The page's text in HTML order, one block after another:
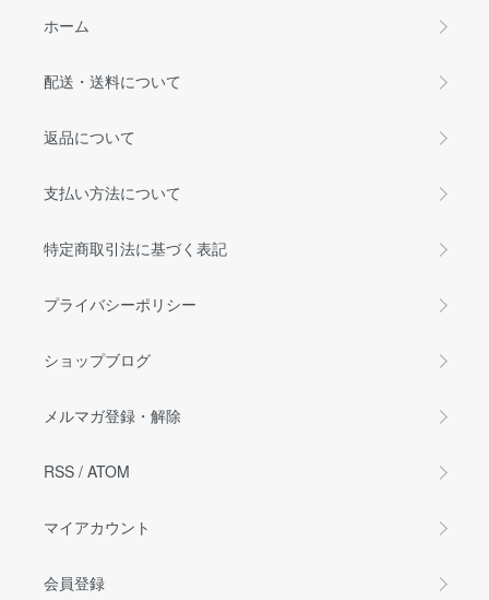
ホーム
配送・送料について
返品について
支払い方法について
特定商取引法に基づく表記
プライバシーポリシー
ショップブログ
メルマガ登録・解除
RSS / ATOM
マイアカウント
会員登録